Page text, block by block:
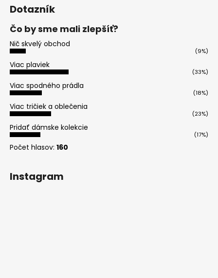
Dotazník
Čo by sme mali zlepšíť?
Nič skvelý obchod
(9%)
Viac plaviek
(33%)
Viac spodného prádla
(18%)
Viac tričiek a oblečenia
(23%)
Pridať dámske kolekcie
(17%)
Počet hlasov: 160
Instagram